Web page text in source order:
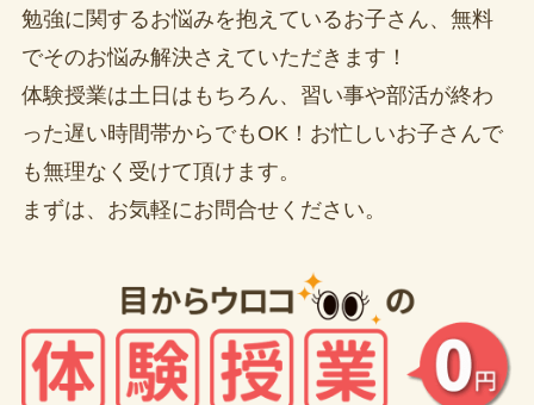
勉強に関するお悩みを抱えているお子さん、無料
でそのお悩み解決さえていただきます！
体験授業は土日はもちろん、習い事や部活が終わ
った遅い時間帯からでもOK！お忙しいお子さんで
も無理なく受けて頂けます。
まずは、お気軽にお問合せください。